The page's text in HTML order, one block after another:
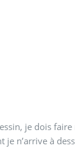
je dois
je n’arrive à